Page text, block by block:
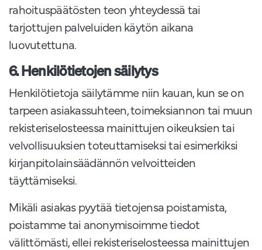
rahoituspäätösten teon yhteydessä tai
tarjottujen palveluiden käytön aikana
luovutettuna.
6. Henkilötietojen säilytys
Henkilötietoja säilytämme niin kauan, kun se on
tarpeen asiakassuhteen, toimeksiannon tai muun
rekisteriselosteessa mainittujen oikeuksien tai
velvollisuuksien toteuttamiseksi tai esimerkiksi
kirjanpitolainsäädännön velvoitteiden
täyttämiseksi.
Mikäli asiakas pyytää tietojensa poistamista,
poistamme tai anonymisoimme tiedot
välittömästi, ellei rekisteriselosteessa mainittujen